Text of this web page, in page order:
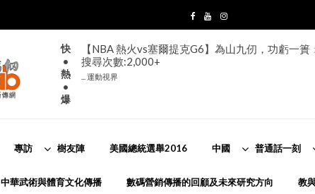
快
•
熱
•
爆
【NBA 熱火vs塞爾提克G6】為山九仞，功虧一
搜尋次數:2,000+
... 運動視界
專訪 樹友陣 美國總統選舉2016 中國 普通話一刻
中華武術與體育文化傳播 數碼營銷傳播的回顧及未來研究方向 教